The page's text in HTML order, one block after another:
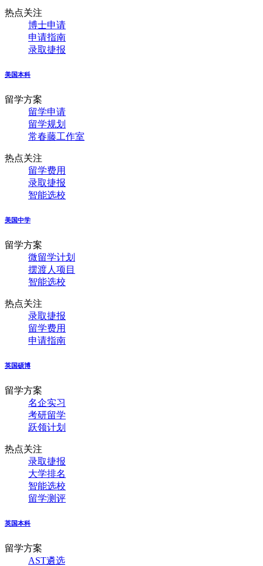
热点关注
博士申请
申请指南
录取捷报
美国本科
留学方案
留学申请
留学规划
常春藤工作室
热点关注
留学费用
录取捷报
智能选校
美国中学
留学方案
微留学计划
摆渡人项目
智能选校
热点关注
录取捷报
留学费用
申请指南
英国硕博
留学方案
名企实习
考研留学
跃领计划
热点关注
录取捷报
大学排名
智能选校
留学测评
英国本科
留学方案
AST遴选